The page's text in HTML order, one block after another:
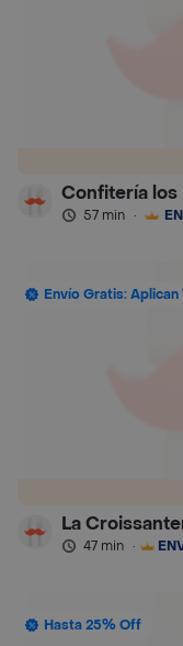
Confitería los
57 min ·
Envío Gratis: Aplican
La
47 min ·
Hasta 25% Off